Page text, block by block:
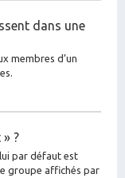
dans une
membres d’un
?
par défaut est
groupe affichés par